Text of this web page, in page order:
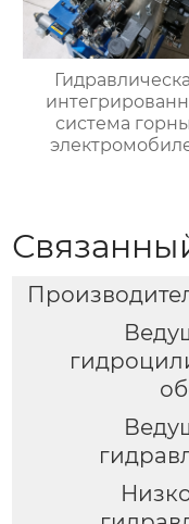
система